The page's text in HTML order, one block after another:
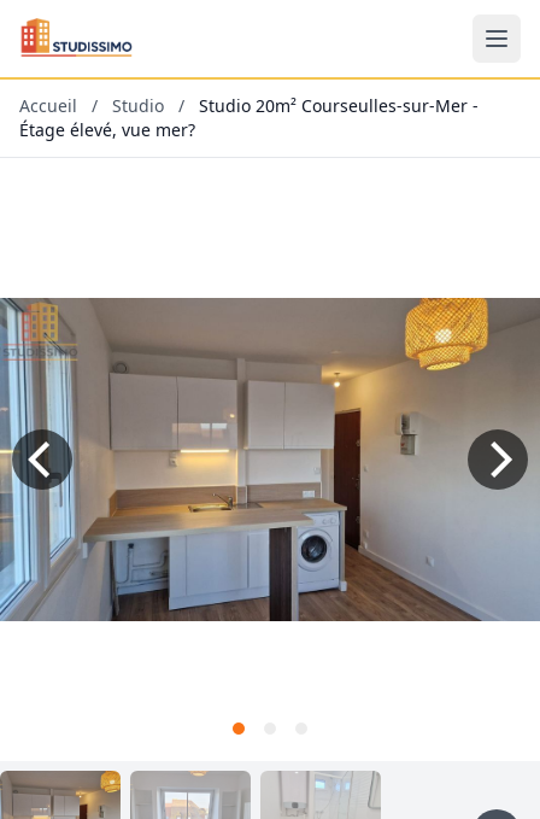
Accueil / Studio /
Studio 20m² Courseulles-sur-Mer -
Étage élevé, vue mer?